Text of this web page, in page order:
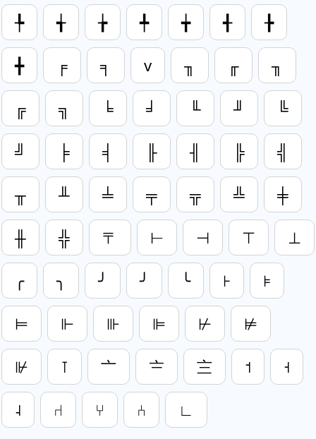
╄ ╅ ╆ ╇ ╈ ╉ ╊
╋ ╒ ╕ v ╖ ╓ ╖
╔ ╗ ╘ ╛ ╙ ╜ ╚
╝ ╞ ╡ ╟ ╢ ╠ ╣
╥ ╨ ╧ ╤ ╦ ╩ ╪
╫ ╬ 〒 ⊢ ⊣ ⊤ ⊥
╭ ╮ ╯ ╯ ╰ ⊦ ⊧
⊨ ⊩ ⊪ ⊫ ⊬ ⊭
⊮ ⊺ 〦 〧 〨 ˦ ˧
˨ ⑁ ⑂ ⑃ ∟